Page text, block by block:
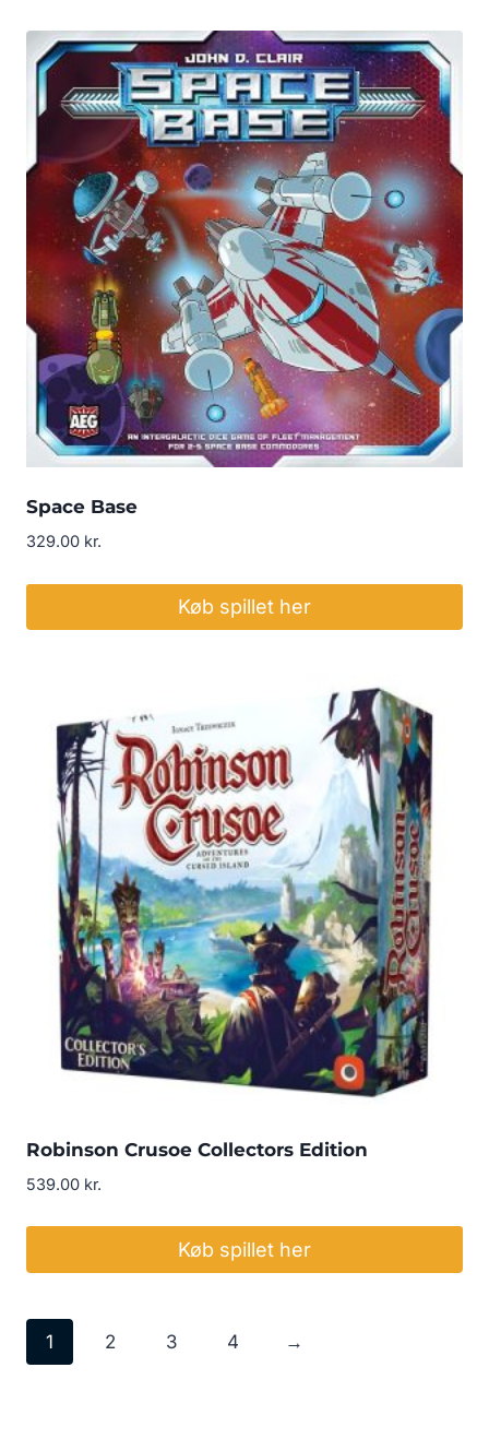
Space Base
329.00 kr.
Køb spillet her
Robinson Crusoe Collectors Edition
539.00 kr.
Køb spillet her
1 2 3 4 →